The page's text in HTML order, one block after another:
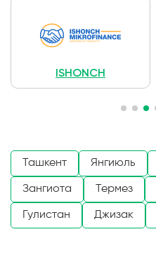
ISHONCH
Ташкент Янгиюль
Зангиота Термез
Гулистан Джизак